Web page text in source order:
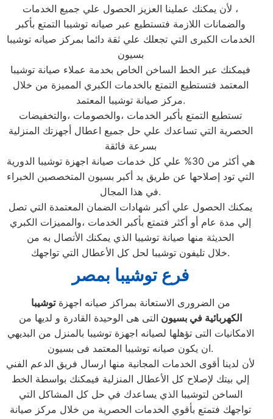
لأن يمكنك عملينا العزيز الحصول علي جميع الخدمات ،
والضمانات اللازمة فتستطيع عبر صيانه توشيبا التمتع بأكبر
الخدمات الكبرى التي تجعلك علي ثقة دائما بمركز صيانه توشيبا
بسيون
فيمكنك عبر الخط الساخن الخاص بخدمة عملاء صيانة توشيبا
المعتمد فتستطيع التمتع بالخدمات الكبري المميزة من خلال
مركز صيانة توشيبا المعتمد.
تستطيع التمتع بأكبر الخدمات ،والخصومات ،والتخفيضات
الحصرية التي تساعدك علي حل جميع اعطال أجهزتك المنزلية
بسرعة فائقة
هي أكثر من 30% علي كل خدمات صيانة اجهزة توشيبا الدورية
التي تود إصلاحها عن طريق يد أكبر بسيون المتخصصين الخبراء
في هذا المجال.
يمكنك الحصول علي أكبر شهادات الضمان المعتمدة التي تصل
إلي مدة عام أو أكثر فتمتع بأكبر الخدمات ،والمميزات الكبري
الحديثة منها صيانة توشيبا الذي يمكنك الأتصال به من
خلال تليفون توشيبا لحل كل الأعطال التي تواجهك.
فرع توشيبا بمصر
من الضرورى الاستعانة بمراكز صيانه اجهزةتوشيبا
الكهربائية في بسيون التى هى الوحيدة القادرة و لديها من
الامكانيات التى تؤهلها لصيانه اجهزة توشيبا بالمنزل من البديهي
ان يكون صيانه توشيبا المعتمد فى بسيون.
لأن لدينا أقوى الخدمات المجانية منها ارسال فريق الدعم الفني
إلي بيتك لإصلاح كل الأعطال المنزلية فيمكنك بواسطة الخط
الساخن لتوشيبا الذي يساعدك في حل كل المشاكل التي
تواجهك فتمتع بأقوي الخدمات الحصرية من خلال مركز صيانة